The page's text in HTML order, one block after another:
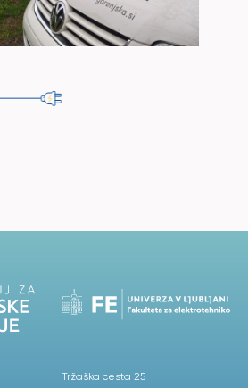
Tržaška cesta 25